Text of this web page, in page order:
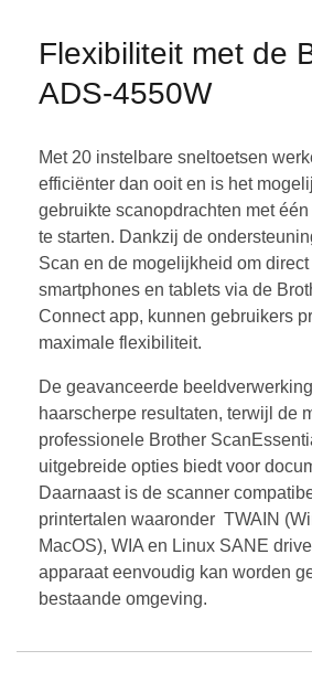
Flexibiliteit met de
ADS-4550W
Met 20 instelbare sneltoetsen
efficiënter dan ooit en is het
gebruikte scanopdrachten met
te starten. Dankzij de
Scan en de mogelijkheid om
smartphones en tablets via de
Connect app, kunnen gebruikers
maximale flexibiliteit.
De geavanceerde
haarscherpe resultaten, terwijl de
professionele Brother
uitgebreide opties biedt voor
Daarnaast is de scanner
printertalen waaronder TWAIN
MacOS), WIA en Linux SANE
apparaat eenvoudig kan worden
bestaande omgeving.